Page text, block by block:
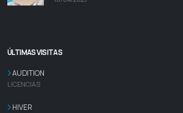
ÚLTIMAS VISITAS
AUDITION
LICENCIAS
HIVER